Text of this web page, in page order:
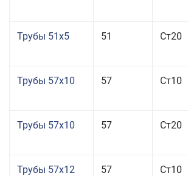
Трубы 51x5 51 Ст20
Трубы 57x10 57 Ст10
Трубы 57x10 57 Ст20
Трубы 57x12 57 Ст10